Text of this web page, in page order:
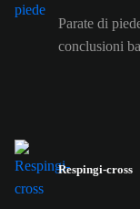
Parate di
conclusioni
Respingi-cross